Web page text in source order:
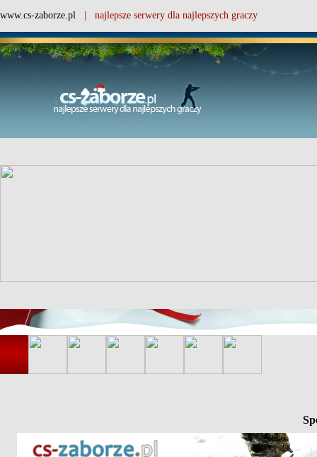
www.cs-zaborze.pl | najlepsze serwery dla najlepszych graczy